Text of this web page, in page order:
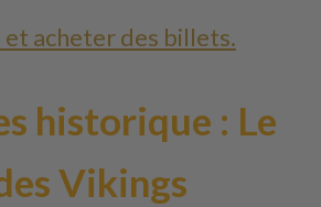
et acheter des billets.
historique : Le
Vikings